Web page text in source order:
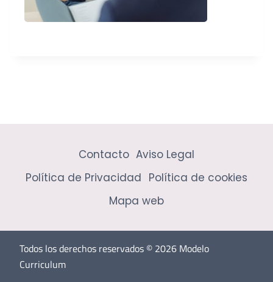
Contacto Aviso Legal
Política de Privacidad Política de cookies
Mapa web
Todos los derechos reservados © 2026 Modelo
Curriculum